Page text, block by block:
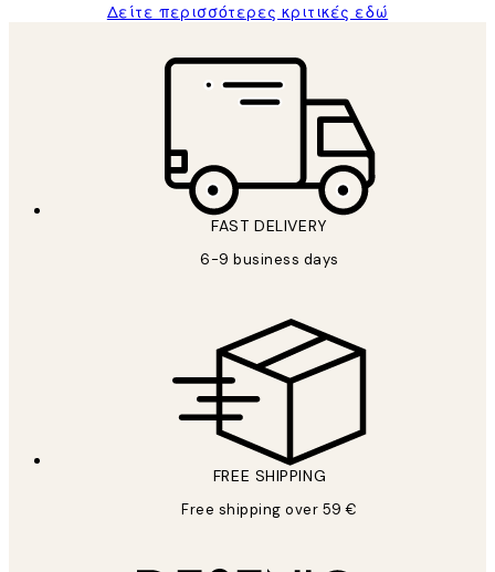
Δείτε περισσότερες κριτικές εδώ
FAST DELIVERY
6-9 business days
FREE SHIPPING
Free shipping over 59 €